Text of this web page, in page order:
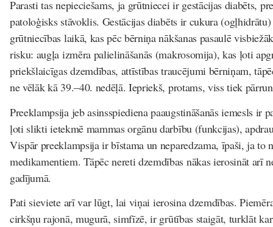
Parasti tas nepieciešams, ja grūtniecei ir gestācijas diabēts,
patoloģisks stāvoklis. Gestācijas diabēts ir cukura
grūtniecības laikā, kas pēc bērniņa nākšanas pasaulē
risku: augļa izmēra palielināšanās (makrosomija), kas ļoti
priekšlaicīgas dzemdības, attīstības traucējumi bērniņam,
ne vēlāk kā 39.–40. nedēļā. Iepriekš, protams, viss tiek
Preeklampsija jeb asinsspiediena paaugstināšanās iemesls ir
ļoti slikti ietekmē mammas orgānu darbību (funkcijas),
Vispār preeklampsija ir bīstama un neparedzama, īpaši, ja to
medikamentiem. Tāpēc nereti dzemdības nākas ierosināt arī
gadījumā.
Pati sieviete arī var lūgt, lai viņai ierosina dzemdības.
cirkšņu rajonā, mugurā, simfīzē, ir grūtības staigāt, turklāt